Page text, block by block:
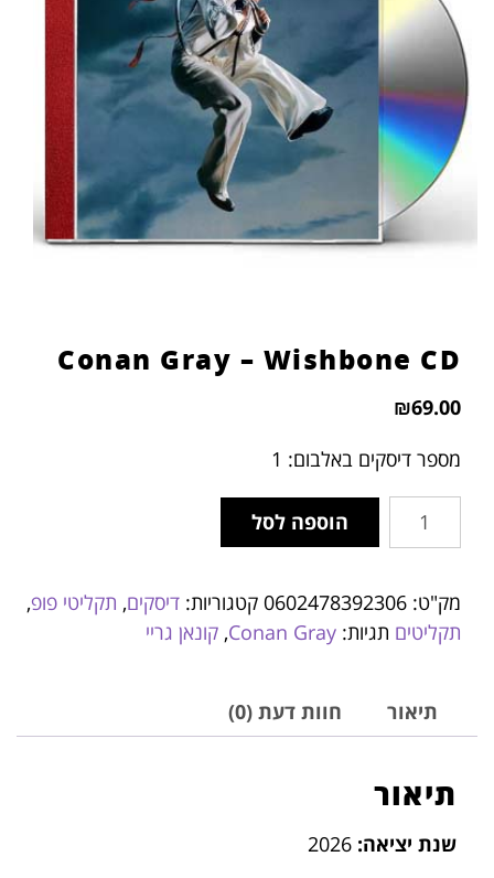
Conan Gray – Wishbone CD
₪69.00
מספר דיסקים באלבום: 1
הוספה לסל
מק"ט: 0602478392306 קטגוריות: דיסקים, תקליטי פופ,
תקליטים תגיות: Conan Gray
, קונאן גריי
תיאור חוות דעת (0)
תיאור
שנת יציאה: 2026